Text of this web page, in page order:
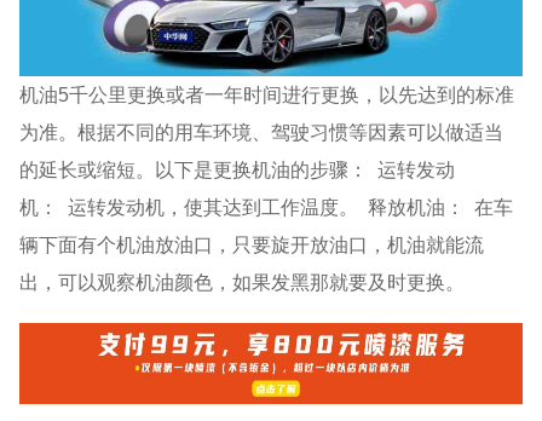
机油5千公里更换或者一年时间进行更换，以先达到的标准
为准。根据不同的用车环境、驾驶习惯等因素可以做适当
的延长或缩短。以下是更换机油的步骤： 运转发动
机： 运转发动机，使其达到工作温度。 释放机油： 在车
辆下面有个机油放油口，只要旋开放油口，机油就能流
出，可以观察机油颜色，如果发黑那就要及时更换。